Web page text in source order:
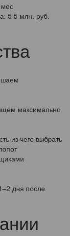
5 5 млн. руб.
максимально
из чего выбрать
дня после